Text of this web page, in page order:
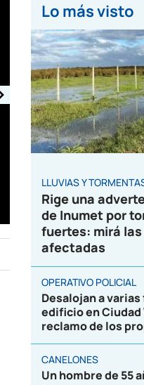
Lo más visto
LLUVIAS Y
Rige una
de Inumet por
fuertes: mirá las
afectadas
OPERATIVO POLICIAL
Desalojan a
edificio en Ciudad
reclamo de los
CANELONES
Un hombre de 55